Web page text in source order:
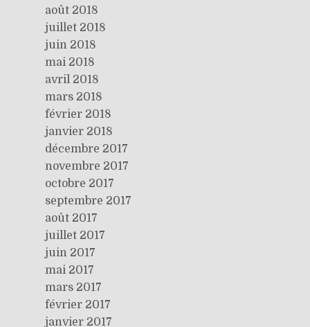
août 2018
juillet 2018
juin 2018
mai 2018
avril 2018
mars 2018
février 2018
janvier 2018
décembre 2017
novembre 2017
octobre 2017
septembre 2017
août 2017
juillet 2017
juin 2017
mai 2017
mars 2017
février 2017
janvier 2017